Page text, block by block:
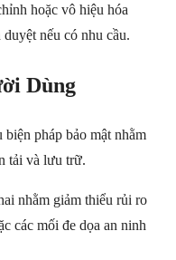
hoặc vô hiệu hóa
nếu có nhu cầu.
Dùng
pháp bảo mật nhằm
tải và lưu trữ.
nhằm giảm thiểu rủi ro
các mối đe dọa an ninh